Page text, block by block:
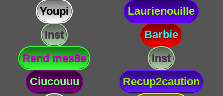
Youpi
Laurienouille
Inst
Barbie
Rend mes8e
Inst
Ciucouuu
Recup2caution